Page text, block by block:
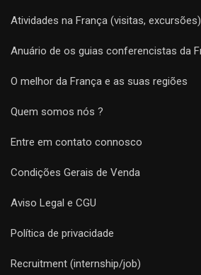
Atividades na França (visitas, excursões)
Anuário de os guias conferencistas da
O melhor da França e as suas regiões
Quem somos nós ?
Entre em contato connosco
Condições Gerais de Venda
Aviso Legal e CGU
Política de privacidade
Recruitment (internship/job)